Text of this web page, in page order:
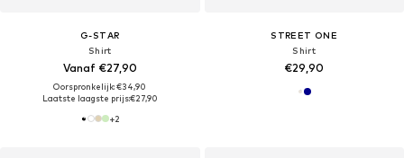
G-STAR
Shirt
Vanaf €27,90
Oorspronkelijk: €34,90
Laatste laagste prijs:€27,90
+2
STREET ONE
Shirt
€29,90